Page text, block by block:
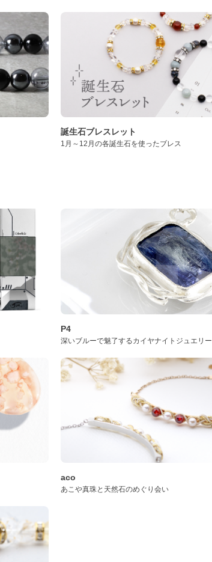
誕生石ブレスレット
1月～12月の各誕生石を使ったブレス
P4
深いブルーで魅了するカイヤナイトジュエリー
aco
あこや真珠と天然石のめぐり会い